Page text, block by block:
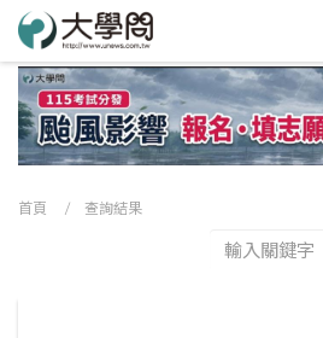
首頁 / 查詢結果